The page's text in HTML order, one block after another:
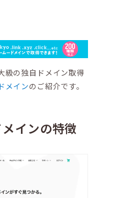
級の独自ドメイン取得
メインのご紹介です。
インの特徴